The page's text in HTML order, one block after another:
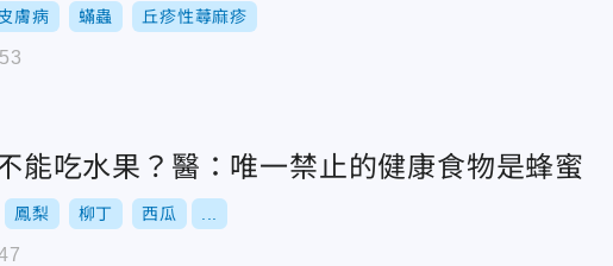
膚病 蟎蟲 丘疹性蕁麻疹
能吃水果？醫：唯一禁止的健康食物是蜂蜜
鳳梨 柳丁 西瓜